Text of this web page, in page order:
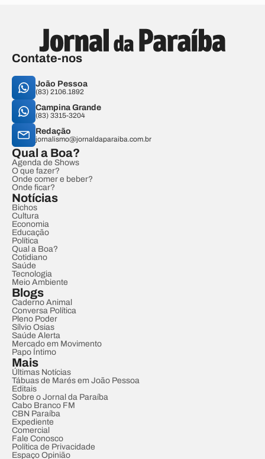
Contate-nos
João Pessoa
(83) 2106.1892
Campina Grande
(83) 3315-3204
Redação
jornalismo@jornaldaparaiba.com.br
Qual a Boa?
Agenda de Shows
O que fazer?
Onde comer e beber?
Onde ficar?
Notícias
Bichos
Cultura
Economia
Educação
Política
Qual a Boa?
Cotidiano
Saúde
Tecnologia
Meio Ambiente
Blogs
Caderno Animal
Conversa Política
Pleno Poder
Sílvio Osias
Saúde Alerta
Mercado em Movimento
Papo Íntimo
Mais
Últimas Notícias
Tábuas de Marés em João Pessoa
Editais
Sobre o Jornal da Paraíba
Cabo Branco FM
CBN Paraíba
Expediente
Comercial
Fale Conosco
Política de Privacidade
Espaço Opinião